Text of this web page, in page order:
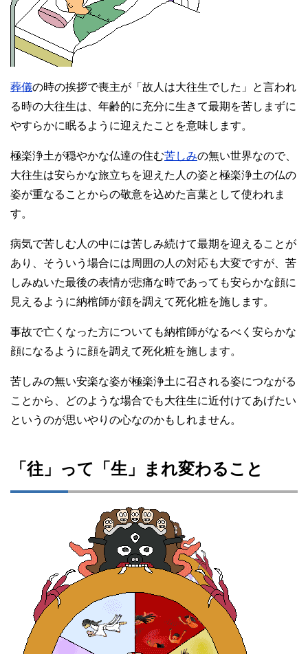
葬儀の時の挨拶で喪主が「故人は大往生でした」と言われ
る時の大往生は、年齢的に充分に生きて最期を苦しまずに
やすらかに眠るように迎えたことを意味します。
極楽浄土が穏やかな仏達の住む苦しみの無い世界なので、
大往生は安らかな旅立ちを迎えた人の姿と極楽浄土の仏の
姿が重なることからの敬意を込めた言葉として使われま
す。
病気で苦しむ人の中には苦しみ続けて最期を迎えることが
あり、そういう場合には周囲の人の対応も大変ですが、苦
しみぬいた最後の表情が悲痛な時であっても安らかな顔に
見えるように納棺師が顔を調えて死化粧を施します。
事故で亡くなった方についても納棺師がなるべく安らかな
顔になるように顔を調えて死化粧を施します。
苦しみの無い安楽な姿が極楽浄土に召される姿につながる
ことから、どのような場合でも大往生に近付けてあげたい
というのが思いやりの心なのかもしれません。
「往」って「生」まれ変わること